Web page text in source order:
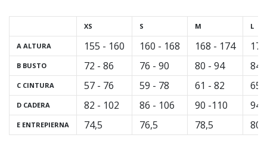
A ALTURA
B BUSTO
C CINTURA
D CADERA
E ENTREPIERNA
XS
155 - 160
72 - 86
57 - 76
82 - 102
74,5
S
160 - 168
76 - 90
59 - 78
86 - 106
76,5
M
168 - 174
80 - 94
61 - 82
90 -110
78,5
L
84
65
94